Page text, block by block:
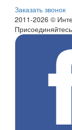
Заказать звонок
2011-2026 ©